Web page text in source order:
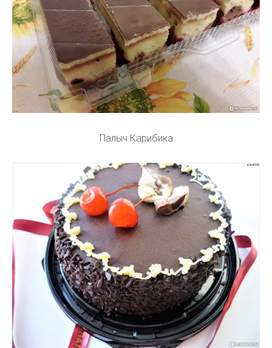
Палыч Карибика